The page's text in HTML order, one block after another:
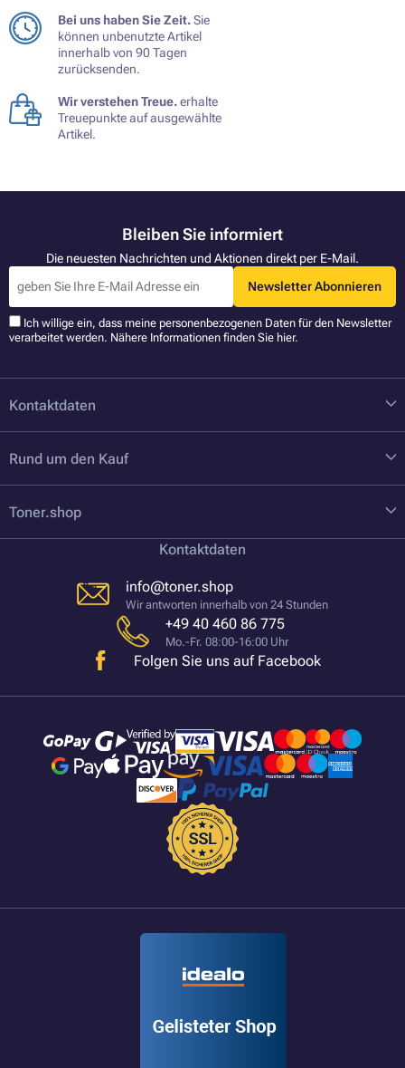
Bei uns haben Sie Zeit.Sie
können unbenutzte Artikel
innerhalb von 90 Tagen
zurücksenden.
Wir verstehen Treue.erhalte
Treuepunkte auf ausgewählte
Artikel.
Bleiben Sie informiert
Die neuesten Nachrichten und Aktionen direkt per E-Mail.
Newsletter Abonnieren
Ich willige ein, dass meine personenbezogenen Daten für den Newsletter
verarbeitet werden. Nähere Informationen finden Sie hier.
Kontaktdaten
Rund um den Kauf
Toner.shop
Kontaktdaten
info@toner.shop
Wir antworten innerhalb von 24 Stunden
+49 40 460 86 775
Mo.-Fr. 08:00-16:00 Uhr
Folgen Sie uns auf Facebook